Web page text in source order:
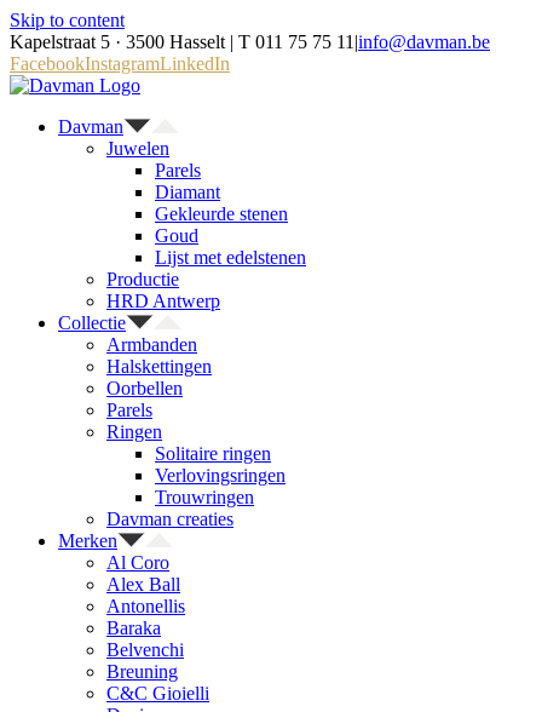
Skip to content
Kapelstraat 5 · 3500 Hasselt | T 011 75 75 11 |info@davman.be
FacebookInstagramLinkedIn
Davman
Juwelen
Parels
Diamant
Gekleurde stenen
Goud
Lijst met edelstenen
Productie
HRD Antwerp
Collectie
Armbanden
Halskettingen
Oorbellen
Parels
Ringen
Solitaire ringen
Verlovingsringen
Trouwringen
Davman creaties
Merken
Al Coro
Alex Ball
Antonellis
Baraka
Belvenchi
Breuning
C&C Gioielli